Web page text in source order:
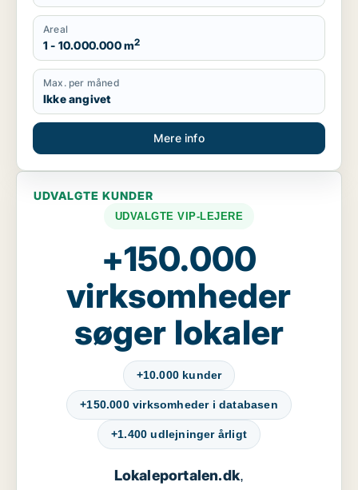
Produktionslokaler
Areal
1 - 10.000.000 m2
Max. per måned
Ikke angivet
Mere info
UDVALGTE KUNDER
UDVALGTE VIP-LEJERE
+150.000
virksomheder
søger lokaler
+10.000 kunder
+150.000 virksomheder i databasen
+1.400 udlejninger årligt
Lokaleportalen.dk,